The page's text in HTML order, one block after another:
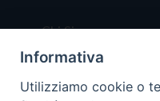
Chi Siamo
Redazione
Scrivici
Informativa
Utilizziamo cookie o